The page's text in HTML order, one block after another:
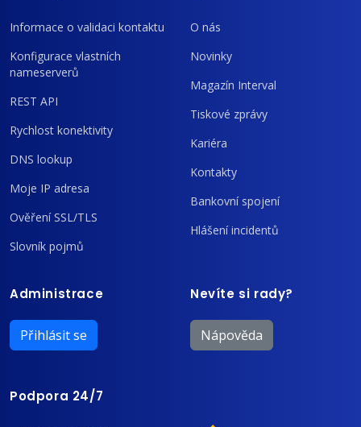
Informace o validaci kontaktu
Konfigurace vlastních
nameserverů
REST API
Rychlost konektivity
DNS lookup
Moje IP adresa
Ověření SSL/TLS
Slovník pojmů
O nás
Novinky
Magazín Interval
Tiskové zprávy
Kariéra
Kontakty
Bankovní spojení
Hlášení incidentů
Administrace
Přihlásit se
Nevíte si rady?
Nápověda
Podpora 24/7